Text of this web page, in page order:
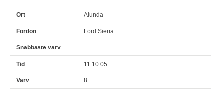
Alunda
Ford Sierra
11:10.05
8